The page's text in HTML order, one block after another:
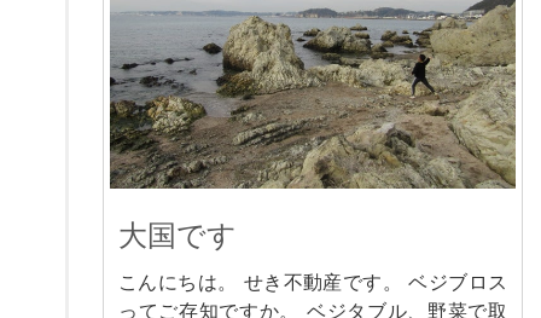
大国です
こんにちは。 せき不動産です。 ベジブロス
ってご存知ですか。 ベジタブル、野菜で取